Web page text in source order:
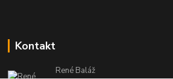
Kontakt
René Baláž